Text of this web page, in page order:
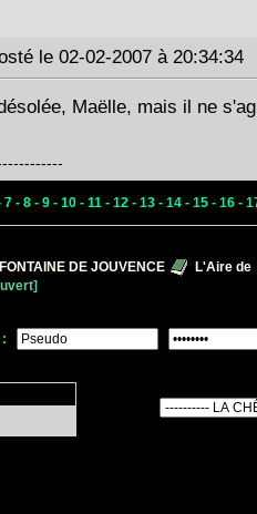
le 02-02-2007 à
Maëlle, mais il ne
7 - 8 - 9 - 10 - 11 - 12 - 13 - 14 - 15 - 16 -
DE JOUVENCE
L'Aire de
: